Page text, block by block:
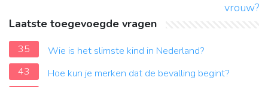
vrouw?
Laatste toegevoegde vragen
35
Wie is het slimste kind in Nederland?
43
Hoe kun je merken dat de bevalling begint?